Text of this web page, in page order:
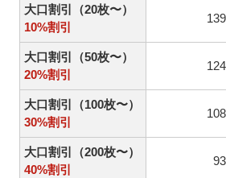
大口割引（20枚〜）
10%割引
大口割引（50枚〜）
20%割引
大口割引（100枚〜）
30%割引
大口割引（200枚〜）
40%割引